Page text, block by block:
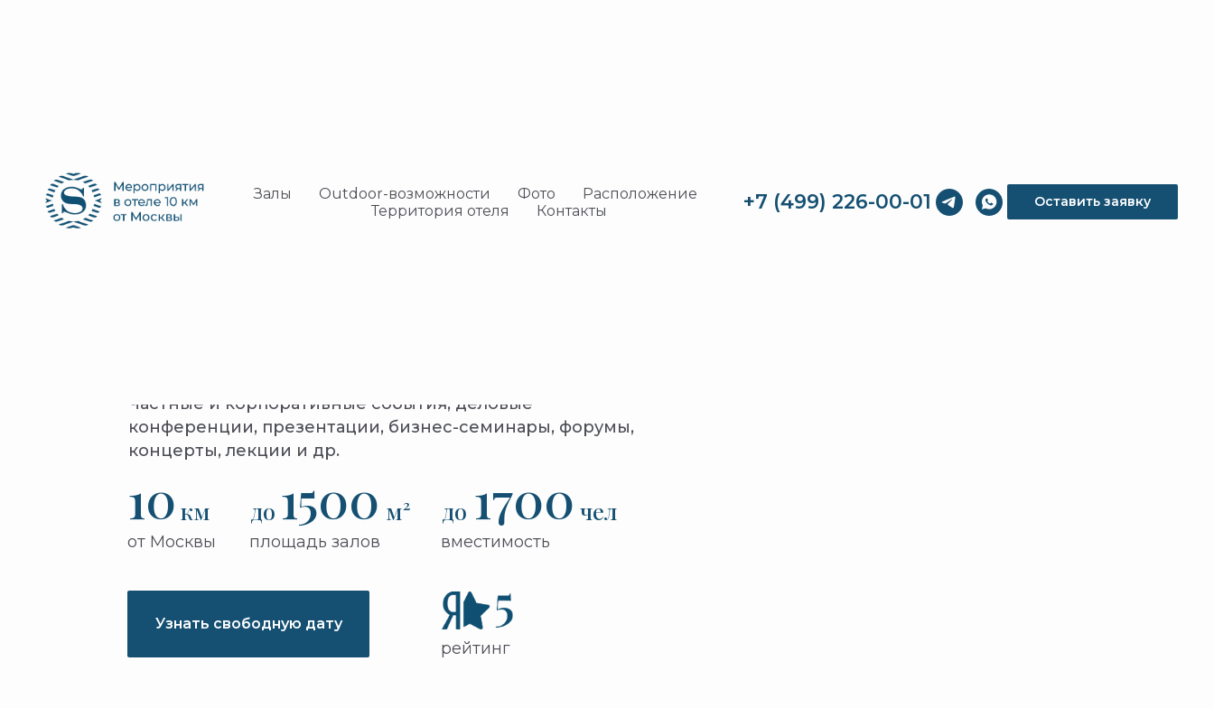
Залы Outdoor-возможности Фото
Расположение
Территория отеля
Контакты +7 (499) 226-00-01 Оставить заявку
Корпоративные
мероприятия
Частные и корпоративные события, деловые
конференции, презентации, бизнес-семинары, форумы,
концерты, лекции и др.
рейтинг
вместимость
1700
до чел
км
10
от Москвы
1500
площадь залов
до м²
Узнать свободную дату